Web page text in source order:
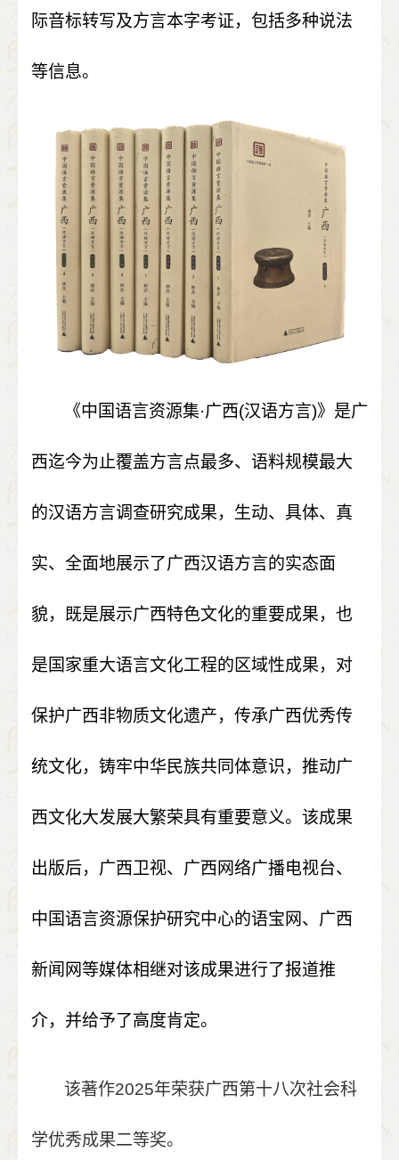
际音标转写及方言本字考证，包括多种说法
等信息。
《中国语言资源集·广西(汉语方言)》是广
西迄今为止覆盖方言点最多、语料规模最大
的汉语方言调查研究成果，生动、具体、真
实、全面地展示了广西汉语方言的实态面
貌，既是展示广西特色文化的重要成果，也
是国家重大语言文化工程的区域性成果，对
保护广西非物质文化遗产，传承广西优秀传
统文化，铸牢中华民族共同体意识，推动广
西文化大发展大繁荣具有重要意义。该成果
出版后，广西卫视、广西网络广播电视台、
中国语言资源保护研究中心的语宝网、广西
新闻网等媒体相继对该成果进行了报道推
介，并给予了高度肯定。
该著作2025年荣获广西第十八次社会科
学优秀成果二等奖。